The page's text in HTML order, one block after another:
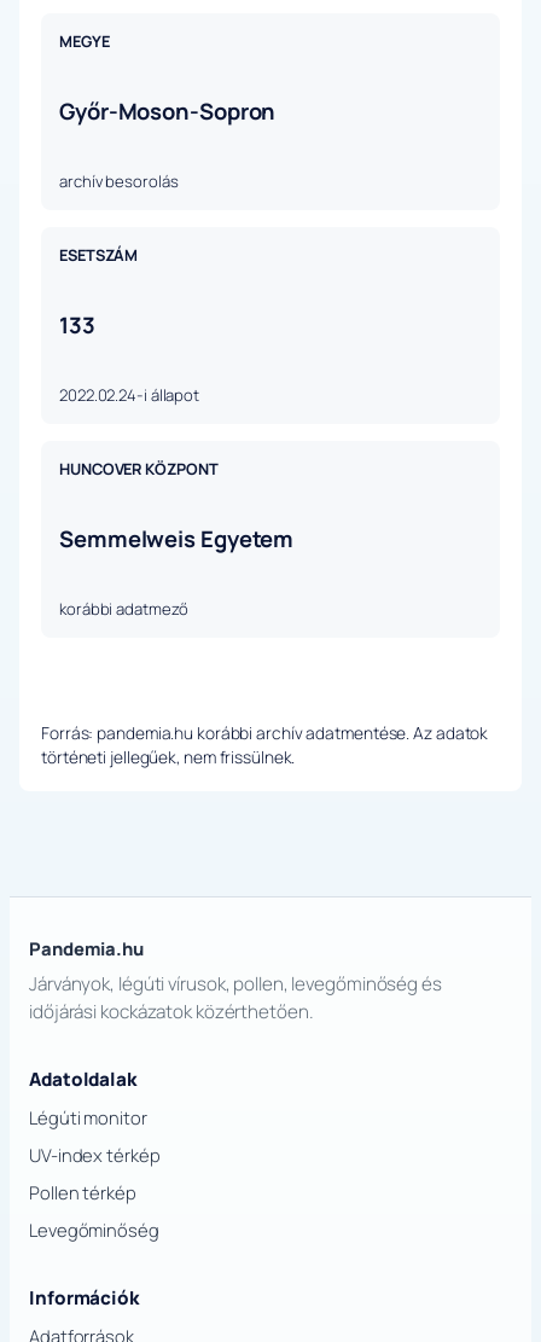
MEGYE
Győr-Moson-Sopron
archív besorolás
ESETSZÁM
133
2022.02.24-i állapot
HUNCOVER KÖZPONT
Semmelweis Egyetem
korábbi adatmező
Forrás: pandemia.hu korábbi archív adatmentése. Az adatok
történeti jellegűek, nem frissülnek.
Pandemia.hu
Járványok, légúti vírusok, pollen, levegőminőség és
időjárási kockázatok közérthetően.
Adatoldalak
Légúti monitor
UV-index térkép
Pollen térkép
Levegőminőség
Információk
Adatforrások